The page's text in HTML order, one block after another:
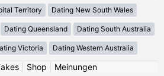
Territory Dating New South Wales
Dating Queensland Dating South Australia
Victoria Dating Western Australia
| Shop
Meinungen